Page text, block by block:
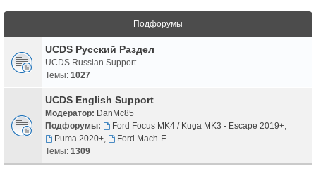
Подфорумы
UCDS Русский Раздел
UCDS Russian Support
Темы: 1027
UCDS English Support
Модератор: DanMc85
Подфорумы:
Ford Focus MK4 / Kuga MK3 - Escape 2019+,
Puma 2020+,
Ford Mach-E
Темы: 1309